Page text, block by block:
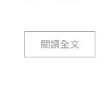
閱讀全文